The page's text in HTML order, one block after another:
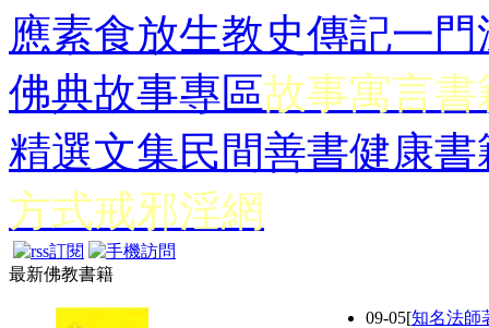
應素食放生教史傳記一門
佛典故事專區故事寓言書
精選文集民間善書健康書
方式戒邪淫網
最新佛教書籍
09-05[知名法師